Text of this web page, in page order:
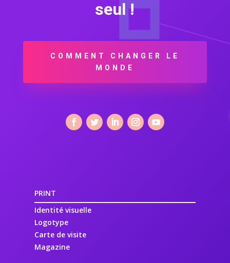
seul !
COMMENT CHANGER LE
MONDE
PRINT
Identité visuelle
Logotype
Carte de visite
Magazine